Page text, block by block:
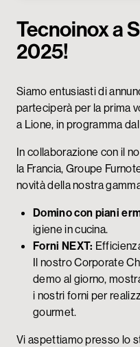
Tecnoinox a
2025!
Siamo entusiasti di
parteciperà per la prima
a Lione, in programma
In collaborazione con il
la Francia, Groupe
novità della nostra
Domino con piani
igiene in cucina.
Forni NEXT:
Il nostro Corporate
demo al giorno,
i nostri forni per
gourmet.
Vi aspettiamo presso lo